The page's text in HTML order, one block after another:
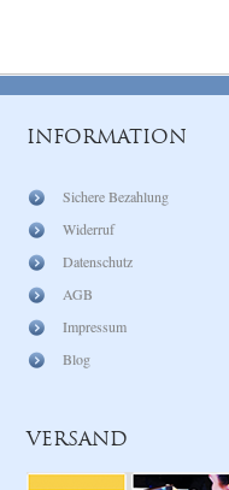
INFORMATION
Sichere Bezahlung
Widerruf
Datenschutz
AGB
Impressum
Blog
VERSAND